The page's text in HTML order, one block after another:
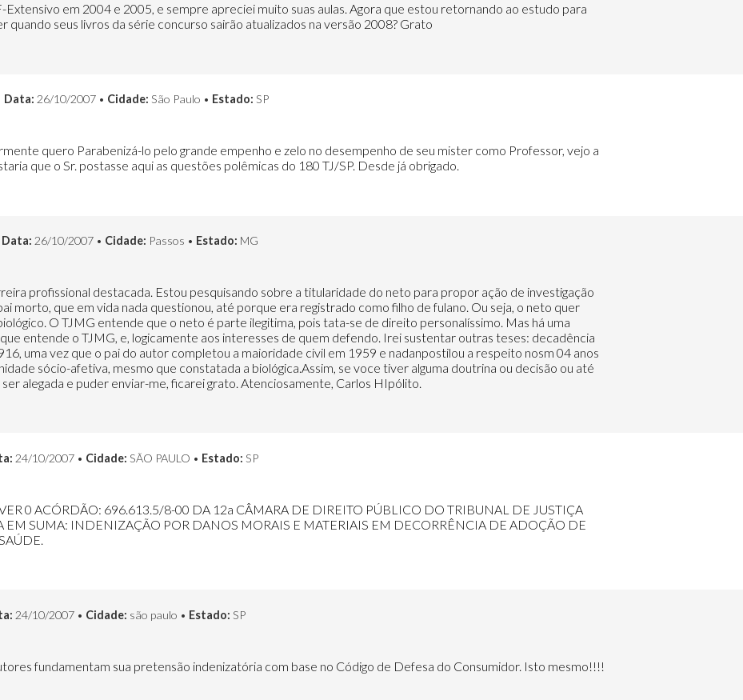
em 2004 e 2005, e sempre apreciei muito suas aulas. Agora que estou retornando ao estudo para
quando seus livros da série concurso sairão atualizados na versão 2008? Grato
Data: 26/10/2007 • Cidade: São Paulo • Estado: SP
quero Parabenizá-lo pelo grande empenho e zelo no desempenho de seu mister como Professor, vejo a
que o Sr. postasse aqui as questões polêmicas do 180 TJ/SP. Desde já obrigado.
Data: 26/10/2007 • Cidade: Passos • Estado: MG
profissional destacada. Estou pesquisando sobre a titularidade do neto para propor ação de investigação
morto, que em vida nada questionou, até porque era registrado como filho de fulano. Ou seja, o neto quer
O TJMG entende que o neto é parte ilegitima, pois tata-se de direito personalíssimo. Mas há uma
entende o TJMG, e, logicamente aos interesses de quem defendo. Irei sustentar outras teses: decadência
uma vez que o pai do autor completou a maioridade civil em 1959 e nadanpostilou a respeito nosm 04 anos
sócio-afetiva, mesmo que constatada a biológica.Assim, se voce tiver alguma doutrina ou decisão ou até
alegada e puder enviar-me, ficarei grato. Atenciosamente, Carlos HIpólito.
24/10/2007 • Cidade: SÃO PAULO • Estado: SP
0 ACÓRDÃO: 696.613.5/8-00 DA 12a CÂMARA DE DIREITO PÚBLICO DO TRIBUNAL DE JUSTIÇA
EM SUMA: INDENIZAÇÃO POR DANOS MORAIS E MATERIAIS EM DECORRÊNCIA DE ADOÇÃO DE
24/10/2007 • Cidade: são paulo • Estado: SP
fundamentam sua pretensão indenizatória com base no Código de Defesa do Consumidor. Isto mesmo!!!!